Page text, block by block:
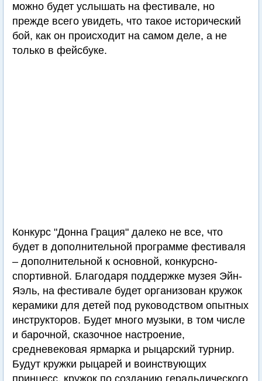
можно будет услышать на фестивале, но
прежде всего увидеть, что такое исторический
бой, как он происходит на самом деле, а не
только в фейсбуке.
Конкурс "Донна Грация" далеко не все, что
будет в дополнительной программе фестиваля
– дополнительной к основной, конкурсно-
спортивной. Благодаря поддержке музея Эйн-
Яэль, на фестивале будет организован кружок
керамики для детей под руководством опытных
инструкторов. Будет много музыки, в том числе
и барочной, сказочное настроение,
средневековая ярмарка и рыцарский турнир.
Будут кружки рыцарей и воинствующих
принцесс, кружок по созданию геральдического